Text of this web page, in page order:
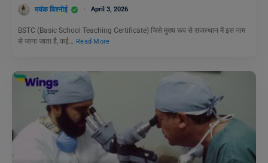
मयंक विश्नोई April 3, 2026
BSTC (Basic School Teaching Certificate) जिसे मुख्य रूप से राजस्थान में इस नाम
से जाना जाता है, कई… Read More